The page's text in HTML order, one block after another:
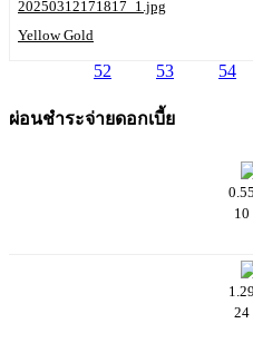
Yellow Gold
52 53 54
ผ่อนชำระจ่ายดอกเบี้ย
10
24